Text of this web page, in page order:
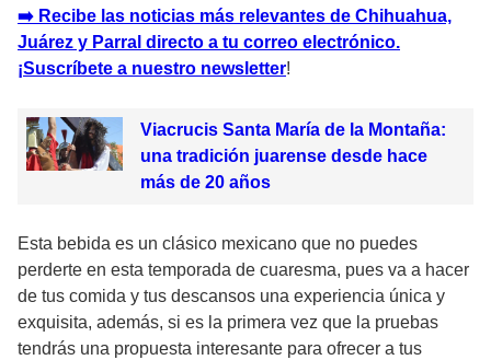
➡️ Recibe las noticias más relevantes de Chihuahua,
Juárez y Parral directo a tu correo electrónico.
¡Suscríbete a nuestro newsletter!
Viacrucis Santa María de la Montaña:
una tradición juarense desde hace
más de 20 años
Esta bebida es un clásico mexicano que no puedes
perderte en esta temporada de cuaresma, pues va a hacer
de tus comida y tus descansos una experiencia única y
exquisita, además, si es la primera vez que la pruebas
tendrás una propuesta interesante para ofrecer a tus